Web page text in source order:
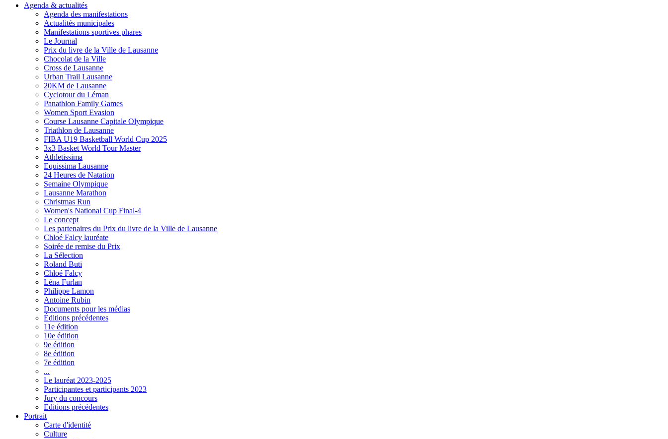
Agenda & actualités
Agenda des manifestations
Actualités municipales
Manifestations sportives phares
Le Journal
Prix du livre de la Ville de Lausanne
Chocolat de la Ville
Cross de Lausanne
Urban Trail Lausanne
20KM de Lausanne
Cyclotour du Léman
Panathlon Family Games
Women Sport Evasion
Course Lausanne Capitale Olympique
Triathlon de Lausanne
FIBA U19 Basketball World Cup 2025
3x3 Basket World Tour Master
Athletissima
Equissima Lausanne
24 Heures de Natation
Semaine Olympique
Lausanne Marathon
Christmas Run
Women's National Cup Final-4
Le concept
Les partenaires du Prix du livre de la Ville de Lausanne
Chloé Falcy lauréate
Soirée de remise du Prix
La Sélection
Roland Buti
Chloé Falcy
Léna Furlan
Philippe Lamon
Antoine Rubin
Documents pour les médias
Éditions précédentes
11e édition
10e édition
9e édition
8e édition
7e édition
...
Le lauréat 2023-2025
Participantes et participants 2023
Jury du concours
Editions précédentes
Portrait
Carte d'identité
Culture